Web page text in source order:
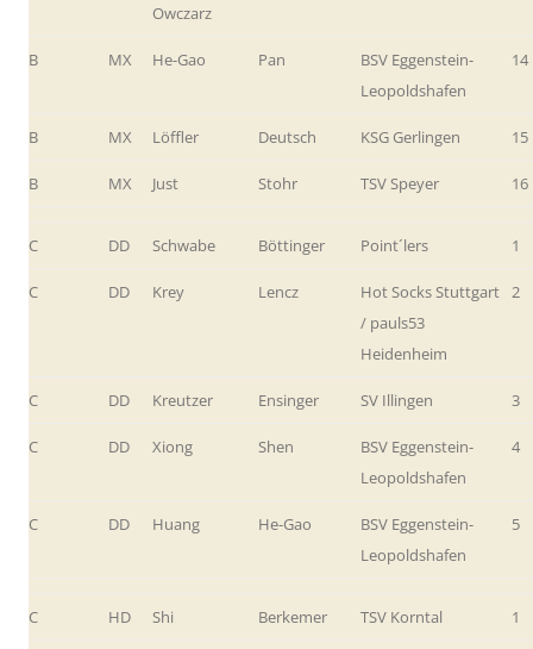
Owczarz
B MX He-Gao Pan
BSV Eggenstein-
Leopoldshafen
14
B MX Löffler Deutsch KSG Gerlingen 15
B MX Just Stohr TSV Speyer 16
C DD Schwabe Böttinger Point´lers 1
C DD Krey Lencz
Hot Socks Stuttgart
/ pauls53
Heidenheim
2
C DD Kreutzer Ensinger SV Illingen 3
C DD Xiong Shen
BSV Eggenstein-
Leopoldshafen
4
C DD Huang He-Gao
BSV Eggenstein-
Leopoldshafen
5
C HD Shi Berkemer TSV Korntal 1